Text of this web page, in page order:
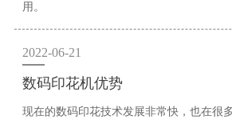
用。
2022-06-21
数码印花机优势
现在的数码印花技术发展非常快，也在很